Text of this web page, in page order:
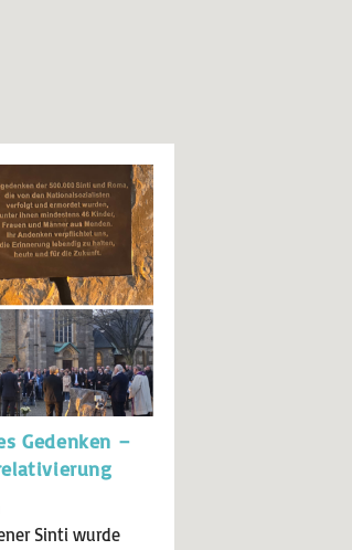
Gedenken –
Sinti wurde